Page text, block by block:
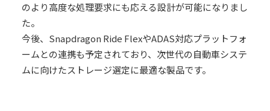
のより高度な処理要求にも応える設計が可能になりまし
た。
今後、Snapdragon Ride FlexやADAS対応プラットフォ
ームとの連携も予定されており、次世代の自動車システ
ムに向けたストレージ選定に最適な製品です。